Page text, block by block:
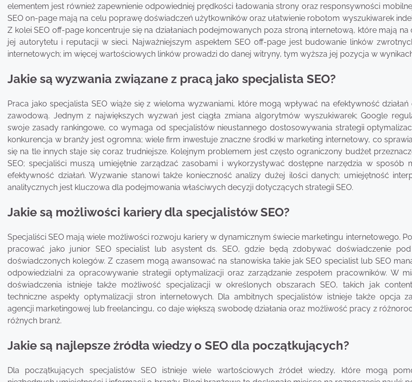
elementem jest również zapewnienie odpowiedniej prędkości ładowania strony oraz responsywności
SEO on-page mają na celu poprawę doświadczeń użytkowników oraz ułatwienie robotom wyszukiwarek
Z kolei SEO off-page koncentruje się na działaniach podejmowanych poza stroną internetową, które mają na
jej autorytetu i reputacji w sieci. Najważniejszym aspektem SEO off-page jest budowanie linków
internetowych; im więcej wartościowych linków prowadzi do danej witryny, tym wyższa jej pozycja w
Jakie są wyzwania związane z pracą jako specjalista SEO?
Praca jako specjalista SEO wiąże się z wieloma wyzwaniami, które mogą wpływać na efektywność
zawodową. Jednym z największych wyzwań jest ciągła zmiana algorytmów wyszukiwarek; Google
swoje zasady rankingowe, co wymaga od specjalistów nieustannego dostosowywania strategii
konkurencja w branży jest ogromna; wiele firm inwestuje znaczne środki w marketing internetowy, co
się na tle innych staje się coraz trudniejsze. Kolejnym problemem jest często ograniczony budżet
SEO; specjaliści muszą umiejętnie zarządzać zasobami i wykorzystywać dostępne narzędzia w sposób
efektywność działań. Wyzwanie stanowi także konieczność analizy dużej ilości danych; umiejętność
analitycznych jest kluczowa dla podejmowania właściwych decyzji dotyczących strategii SEO.
Jakie są możliwości kariery dla specjalistów SEO?
Specjaliści SEO mają wiele możliwości rozwoju kariery w dynamicznym świecie marketingu internetowego.
pracować jako junior SEO specialist lub asystent ds. SEO, gdzie będą zdobywać doświadczenie
doświadczonych kolegów. Z czasem mogą awansować na stanowiska takie jak SEO specialist lub SEO
odpowiedzialni za opracowywanie strategii optymalizacji oraz zarządzanie zespołem pracowników. W
doświadczenia istnieje także możliwość specjalizacji w określonych obszarach SEO, takich jak
techniczne aspekty optymalizacji stron internetowych. Dla ambitnych specjalistów istnieje także opcja
agencji marketingowej lub freelancingu, co daje większą swobodę działania oraz możliwość pracy z
różnych branż.
Jakie są najlepsze źródła wiedzy o SEO dla początkujących?
Dla początkujących specjalistów SEO istnieje wiele wartościowych źródeł wiedzy, które mogą